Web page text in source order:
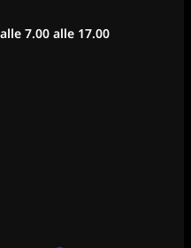
7.00 alle 17.00